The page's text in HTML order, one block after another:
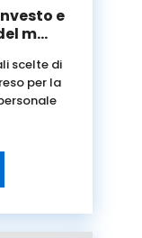
e
m…
scelte di
per la